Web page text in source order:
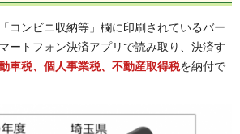
コンビニ収納等」欄に印刷されているバー
ートフォン決済アプリで読み取り、決済す
車税、個人事業税、不動産取得税を納付で